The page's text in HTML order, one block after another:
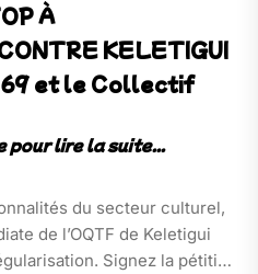
À
KELETIGUI
69 et le Collectif
du secteur culturel,
de l’OQTF de Keletigui
Signez la pétition